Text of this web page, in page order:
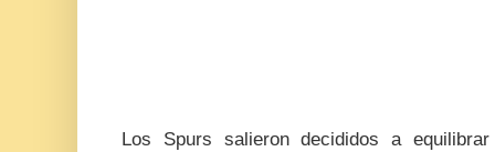
Los Spurs salieron decididos a